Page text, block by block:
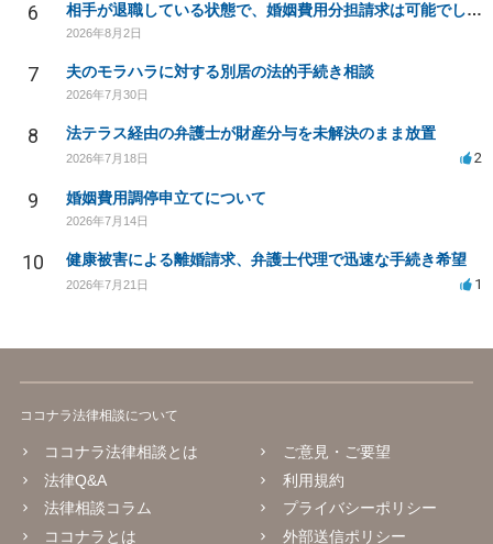
6 相手が退職している状態で、婚姻費用分担請求は可能でしょうか？
2026年8月2日
7 夫のモラハラに対する別居の法的手続き相談
2026年7月30日
8 法テラス経由の弁護士が財産分与を未解決のまま放置
2026年7月18日 2
9 婚姻費用調停申立てについて
2026年7月14日
10 健康被害による離婚請求、弁護士代理で迅速な手続き希望
2026年7月21日 1
ココナラ法律相談について
ココナラ法律相談とは
法律Q&A
法律相談コラム
ココナラとは
ご意見・ご要望
利用規約
プライバシーポリシー
外部送信ポリシー